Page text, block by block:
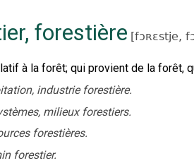
, forestière [fɔʀɛstje,
à la forêt; qui provient de la forêt,
industrie forestière.
milieux forestiers.
forestières.
forestier.